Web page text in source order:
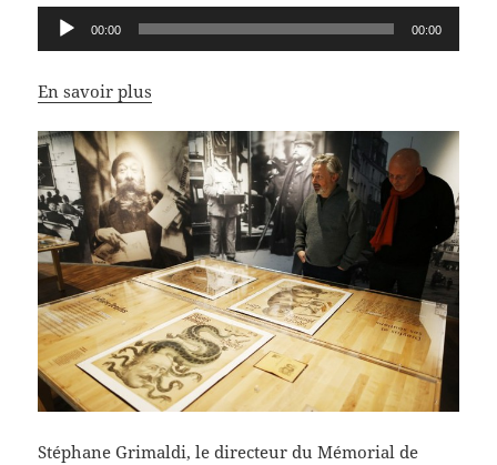
Lecteur
audio
00:00 00:00
En savoir plus
Stéphane Grimaldi, le directeur du Mémorial de